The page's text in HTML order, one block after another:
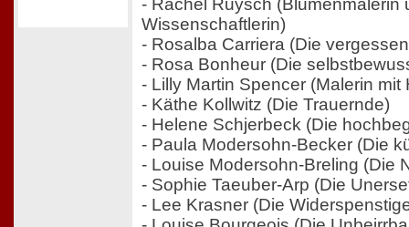
- Rachel Ruysch (Blumenmalerin
Wissenschaftlerin)
- Rosalba Carriera (Die
- Rosa Bonheur (Die
- Lilly Martin Spencer (Malerin mit
- Käthe Kollwitz (Die Trauernde)
- Helene Schjerbeck (Die
- Paula Modersohn-Becker (Die
- Louise Modersohn-Breling (Die
- Sophie Taeuber-Arp (Die
- Lee Krasner (Die